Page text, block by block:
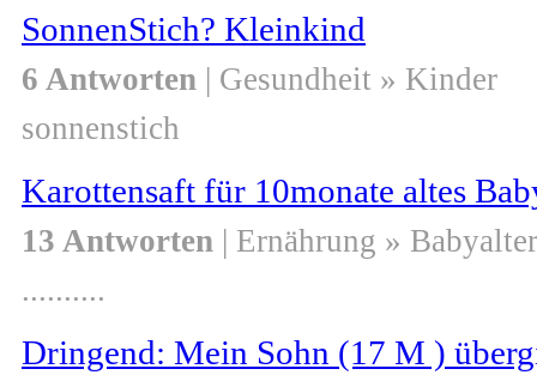
SonnenStich? Kleinkind
6 Antworten | Gesundheit » Kinder
sonnenstich
Karottensaft für 10monate altes
13 Antworten | Ernährung » Babyalter
..........
Dringend: Mein Sohn (17 M )